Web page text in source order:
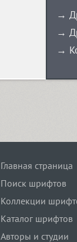
→
→
→
Главная страница
Поиск шрифтов
Коллекции
Каталог шрифтов
Авторы и студии